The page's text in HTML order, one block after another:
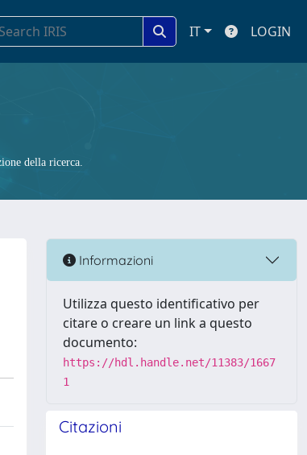
IT LOGIN
della ricerca.
Informazioni
Utilizza questo identificativo per
citare o creare un link a questo
documento:
https://hdl.handle.net/11383/1667
1
Citazioni